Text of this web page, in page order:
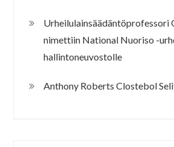
Urheilulainsäädäntöprofessori
nimettiin National Nuoriso -
hallintoneuvostolle
Anthony Roberts Clostebol